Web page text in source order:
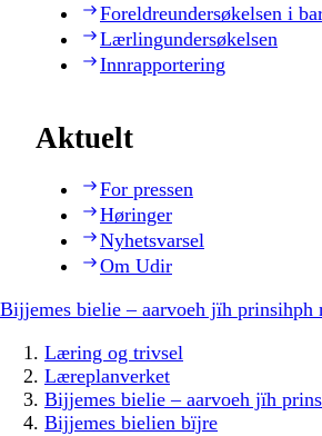
Foreldreundersøkelsen i
Lærlingundersøkelsen
Innrapportering
Aktuelt
For pressen
Høringer
Nyhetsvarsel
Om Udir
Bijjemes bielie – aarvoeh jïh prinsihph
Læring og trivsel
Læreplanverket
Bijjemes bielie – aarvoeh jïh
Bijjemes bielien bïjre